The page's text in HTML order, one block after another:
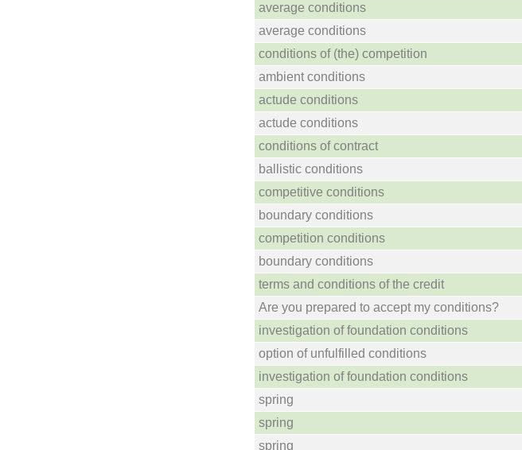
average conditions
average conditions
conditions of (the) competition
ambient conditions
actude conditions
actude conditions
conditions of contract
ballistic conditions
competitive conditions
boundary conditions
competition conditions
boundary conditions
terms and conditions of the credit
Are you prepared to accept my conditions?
investigation of foundation conditions
option of unfulfilled conditions
investigation of foundation conditions
spring
spring
spring